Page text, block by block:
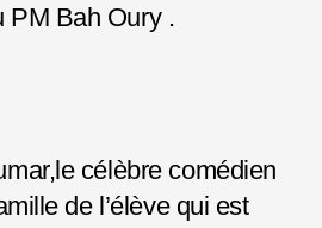
PM Bah Oury .
célèbre comédien
de l’élève qui est